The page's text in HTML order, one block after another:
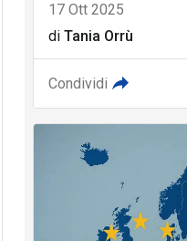
17 Ott 2025
di Tania Orrù
Condividi